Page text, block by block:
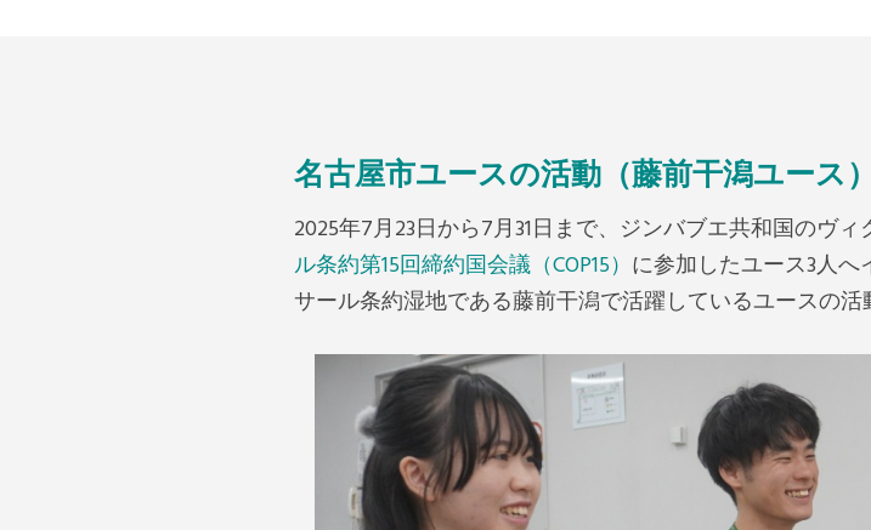
名古屋市ユースの活動（藤前干潟ユース）
2025年7月23日から7月31日まで、ジンバブエ共和国のヴ
ル条約第15回締約国会議（COP15） に参加したユース3人へ
サール条約湿地である藤前干潟で活躍しているユースの活